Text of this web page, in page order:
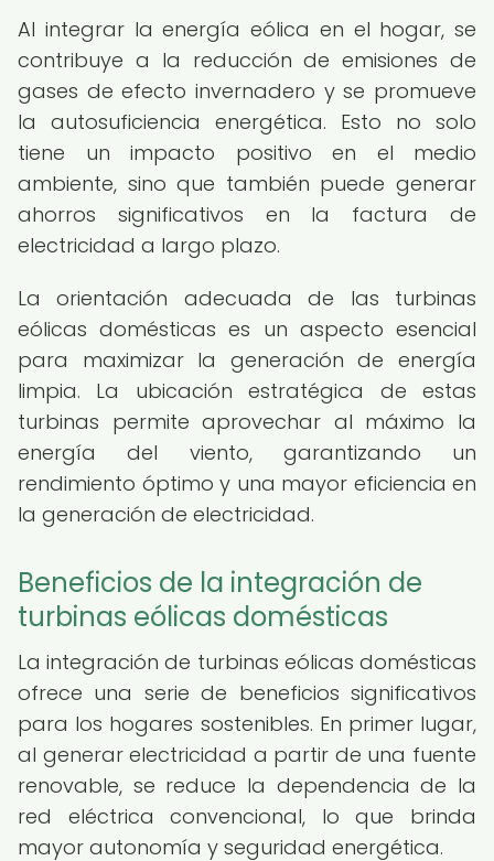
Al integrar la energía eólica en el hogar, se
contribuye a la reducción de emisiones de
gases de efecto invernadero y se promueve
la autosuficiencia energética. Esto no solo
tiene un impacto positivo en el medio
ambiente, sino que también puede generar
ahorros significativos en la factura de
electricidad a largo plazo.
La orientación adecuada de las turbinas
eólicas domésticas es un aspecto esencial
para maximizar la generación de energía
limpia. La ubicación estratégica de estas
turbinas permite aprovechar al máximo la
energía del viento, garantizando un
rendimiento óptimo y una mayor eficiencia en
la generación de electricidad.
Beneficios de la integración de
turbinas eólicas domésticas
La integración de turbinas eólicas domésticas
ofrece una serie de beneficios significativos
para los hogares sostenibles. En primer lugar,
al generar electricidad a partir de una fuente
renovable, se reduce la dependencia de la
red eléctrica convencional, lo que brinda
mayor autonomía y seguridad energética.